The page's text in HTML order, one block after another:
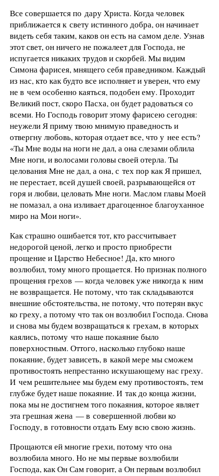
Все совершается по дару Христа. Когда человек
приближается к свету истинного добра, он начинает
видеть себя таким, каков он есть на самом деле. Узнав
этот свет, он ничего не пожалеет для Господа, не
испугается никаких трудов и скорбей. Мы видим
Симона фарисея, мнящего себя праведником. Каждый
из нас, кто как будто все исполняет и уверен, что ему
не в чем особенно каяться, подобен ему. Проходит
Великий пост, скоро Пасха, он будет радоваться со
всеми. Но Господь говорит этому фарисею сегодня:
неужели Я приму твою мнимую праведность и
отвергну любовь, которая отдает все, что у нее есть?
«Ты Мне воды на ноги не дал, а она слезами облила
Мне ноги, и волосами головы своей отерла. Ты
целования Мне не дал, а она, с тех пор как Я пришел,
не перестает, всей душей своей, разрывающейся от
горя и любви, целовать Мне ноги. Маслом главы Моей
не помазал, а она изливает драгоценное благоуханное
миро на Мои ноги».
Как страшно ошибается тот, кто рассчитывает
недорогой ценой, легко и просто приобрести
прощение и Царство Небесное! Да, кто много
возлюбил, тому много прощается. Но признак полного
прощения грехов — когда человек уже никогда к ним
не возвращается. Не потому, что так складываются
внешние обстоятельства, не потому, что потерян вкус
ко греху, а потому что так он возлюбил Господа. Снова
и снова мы будем возвращаться к грехам, в которых
каялись, потому что наше покаяние было
поверхностным. Оттого, насколько глубоко наше
покаяние, будет зависеть, в какой мере мы сможем
противостоять непрестанно искушающему нас греху.
И чем решительнее мы будем ему противостоять, тем
глубже будет наше покаяние. И так до конца жизни,
пока мы не достигнем того покаяния, которое являет
эта грешная жена — в совершенной любви ко
Господу, в готовности отдать Ему всю свою жизнь.
Прощаются ей многие грехи, потому что она
возлюбила много. Но не мы первые возлюбили
Господа, как Он Сам говорит, а Он первым возлюбил